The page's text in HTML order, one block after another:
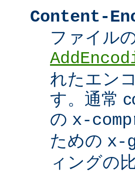
Content-
ファイル
れたエン
す。通常
の x-
ための x-
ィングの